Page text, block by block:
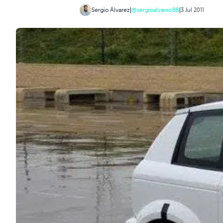
Sergio Álvarez|@sergioalvarez88|3 Jul 2011